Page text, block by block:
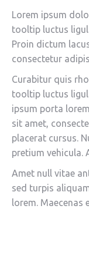
Lorem ipsum
tooltip luctus
Proin dictum
consectetur
Curabitur quis
tooltip luctus
ipsum porta
sit amet,
placerat cursus.
pretium vehicula.
Amet null vitae
sed turpis
lorem. Maecenas